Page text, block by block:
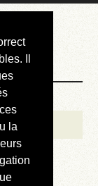
Il
la